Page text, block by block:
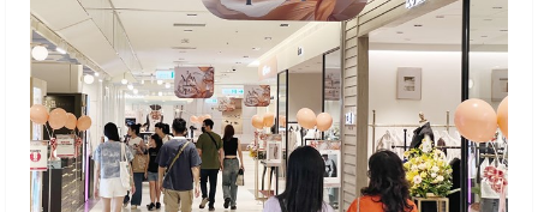
分
署
好
時
光
靚
市
集
9/28
盛
大
舉